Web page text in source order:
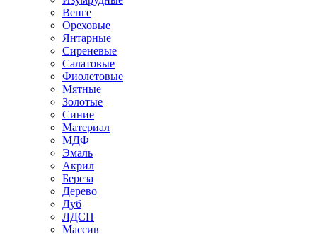
Венге
Ореховые
Янтарные
Сиреневые
Салатовые
Фиолетовые
Мятные
Золотые
Синие
Материал
МДФ
Эмаль
Акрил
Береза
Дерево
Дуб
ЛДСП
Массив